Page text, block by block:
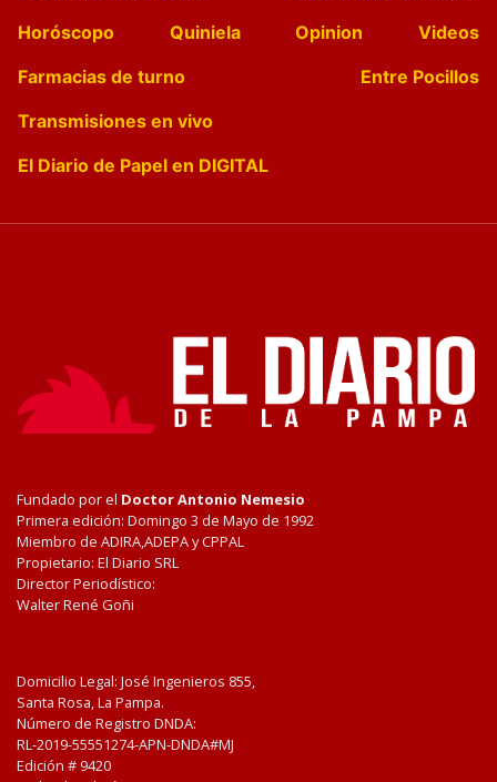
Horóscopo
Quiniela Opinion
Videos
Farmacias de turno
Entre Pocillos
Transmisiones en vivo
El Diario de Papel en DIGITAL
Fundado por el Doctor Antonio Nemesio
Primera edición: Domingo 3 de Mayo de 1992
Miembro de ADIRA,ADEPA y CPPAL
Propietario: El Diario SRL
Director Periodístico:
Walter René Goñi
Domicilio Legal: José Ingenieros 855,
Santa Rosa, La Pampa.
Número de Registro DNDA:
RL-2019-55551274-APN-DNDA#MJ
Edición # 9420